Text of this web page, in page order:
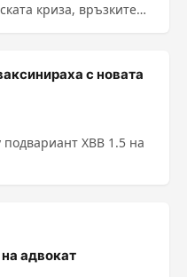
криза, връзките
с новата
XBB 1.5 на
адвокат